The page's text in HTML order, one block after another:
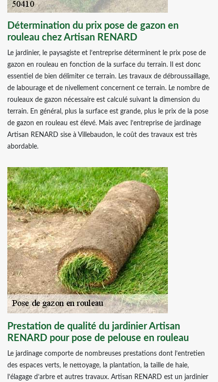
Détermination du prix pose de gazon en
rouleau chez Artisan RENARD
Le jardinier, le paysagiste et l’entreprise déterminent le prix pose de
gazon en rouleau en fonction de la surface du terrain. Il est donc
essentiel de bien délimiter ce terrain. Les travaux de débroussaillage,
de labourage et de nivellement concernent ce terrain. Le nombre de
rouleaux de gazon nécessaire est calculé suivant la dimension du
terrain. En général, plus la surface est grande, plus le prix de la pose
de gazon en rouleau est élevé. Mais avec l’entreprise de jardinage
Artisan RENARD sise à Villebaudon, le coût des travaux est très
abordable.
Prestation de qualité du jardinier Artisan
RENARD pour pose de pelouse en rouleau
Le jardinage comporte de nombreuses prestations dont l’entretien
des espaces verts, le nettoyage, la plantation, la taille de haie,
l’élagage d’arbre et autres travaux. Artisan RENARD est un jardinier